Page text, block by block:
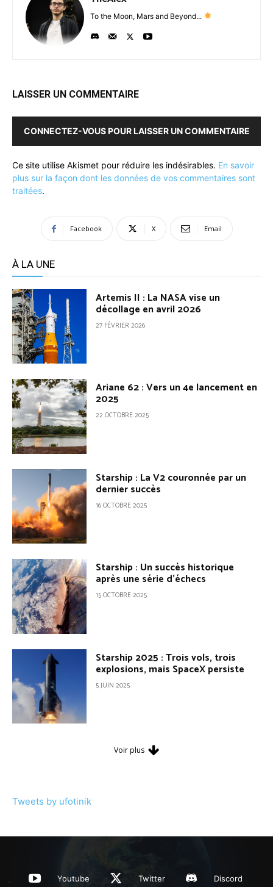
To the Moon, Mars and Beyond...
LAISSER UN COMMENTAIRE
CONNECTEZ-VOUS POUR LAISSER UN COMMENTAIRE
Ce site utilise Akismet pour réduire les indésirables. En savoir
plus sur la façon dont les données de vos commentaires sont
traitées.
Facebook X Email
À LA UNE
Artemis II : La NASA vise un
décollage en avril 2026
27 FÉVRIER 2026
Ariane 62 : Vers un 4e lancement en
2025
22 OCTOBRE 2025
Starship : La V2 couronnée par un
dernier succès
16 OCTOBRE 2025
Starship : Un succès historique
après une série d’échecs
15 OCTOBRE 2025
Starship 2025 : Trois vols, trois
explosions, mais SpaceX persiste
5 JUIN 2025
Voir plus
Tweets by ufotinik
Youtube Twitter Discord